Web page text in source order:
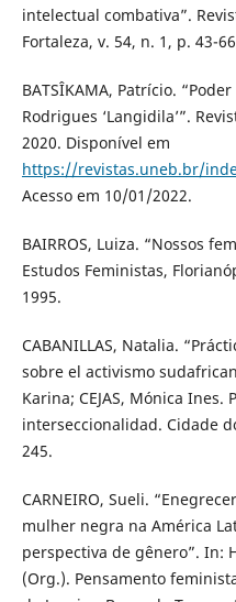
intelectual combativa”.
Fortaleza, v. 54, n. 1, p. 43-
BATSÎKAMA, Patrício.
Rodrigues ‘Langidila’”.
2020. Disponível em
https://revistas.uneb.br/
Acesso em 10/01/2022.
BAIRROS, Luiza. “Nossos
Estudos Feministas,
1995.
CABANILLAS, Natalia.
sobre el activismo
Karina; CEJAS, Mónica
interseccionalidad. Cidade
245.
CARNEIRO, Sueli.
mulher negra na América
perspectiva de gênero”. In:
(Org.). Pensamento